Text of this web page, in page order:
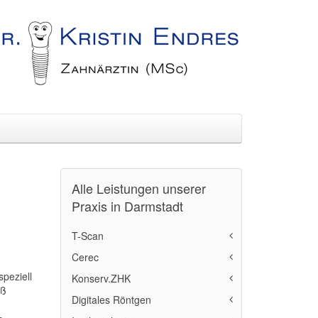
Alle Leistungen unserer
Praxis in Darmstadt
T-Scan
T-Scan Methode
Cerec
Cerec
Konserv.ZHK
Übersicht-Konserv.ZHK
Digitales Röntgen